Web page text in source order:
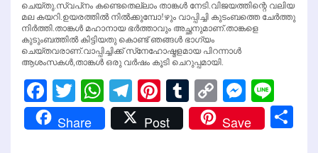
ചെയ്തു.സ്വപ്‌നം കണ്ടെതെല്ലാം താങ്കള്‍ നേടി.വിജയത്തിന്റെ വലിയ
മല കയറി.ഉയരത്തില്‍ നില്‍ക്കുമ്പോ!ഴും വാപ്പിച്ചി കുടംബത്തെ ചേര്‍ത്തു
നിര്‍ത്തി.താങ്കള്‍ മഹാനായ ഭര്‍ത്താവും അച്ഛനുമാണ്.താങ്കളെ
കുടുംബത്തില്‍ കിട്ടിയതു കൊണ്ട് ഞങ്ങള്‍ ഭാഗ്യം
ചെയ്തവരാണ്.വാപ്പിച്ചിക്ക് സ്‌നേഹോഷ്മളമായ പിറന്നാള്‍
ആശംസകള്‍,താങ്കള്‍ ഒരു വര്‍ഷം കൂടി ചെറുപ്പമായി.
Facebook
Twitter
WhatsApp
Telegram
Pinterest
Tumblr
Copy
Link
Share Post Save